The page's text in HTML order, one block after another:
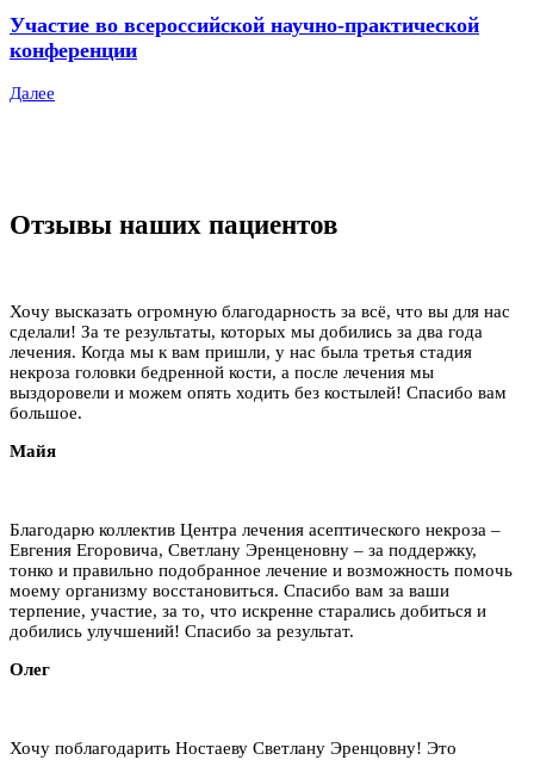
Участие во всероссийской научно-практической
конференции
Далее
Отзывы наших пациентов
Хочу высказать огромную благодарность за всё, что вы для нас
сделали! За те результаты, которых мы добились за два года
лечения. Когда мы к вам пришли, у нас была третья стадия
некроза головки бедренной кости, а после лечения мы
выздоровели и можем опять ходить без костылей! Спасибо вам
большое.
Майя
Благодарю коллектив Центра лечения асептического некроза –
Евгения Егоровича, Светлану Эренценовну – за поддержку,
тонко и правильно подобранное лечение и возможность помочь
моему организму восстановиться. Спасибо вам за ваши
терпение, участие, за то, что искренне старались добиться и
добились улучшений! Спасибо за результат.
Олег
Хочу поблагодарить Ностаеву Светлану Эренцовну! Это